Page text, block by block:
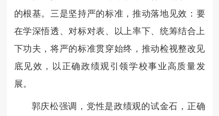
的根基。三是坚持严的标准，推动落地见效：要
在学深悟透、对标对表、以上率下、统筹结合上
下功夫，将严的标准贯穿始终，推动检视整改见
底见效，以正确政绩观引领学校事业高质量发
展。
郭庆松强调，党性是政绩观的试金石，正确